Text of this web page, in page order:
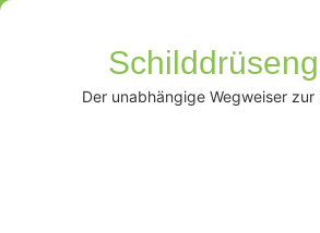
Der unabhängige Wegweiser zur